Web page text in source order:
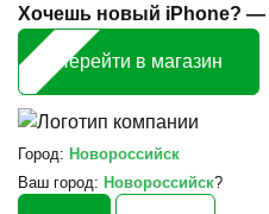
Хочешь новый iPhone? —
Перейти в магазин
Город: Новороссийск
Ваш город: Новороссийск?